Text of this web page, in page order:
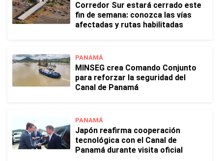
Corredor Sur estará cerrado este
fin de semana: conozca las vías
afectadas y rutas habilitadas
PANAMÁ
MINSEG crea Comando Conjunto
para reforzar la seguridad del
Canal de Panamá
PANAMÁ
Japón reafirma cooperación
tecnológica con el Canal de
Panamá durante visita oficial